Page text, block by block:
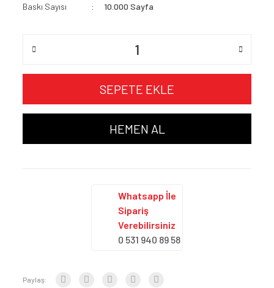
Baskı Sayısı
10.000 Sayfa
SEPETE EKLE
HEMEN AL
Whatsapp İle
Sipariş
Verebilirsiniz
0 531 940 89 58
Paylaş: